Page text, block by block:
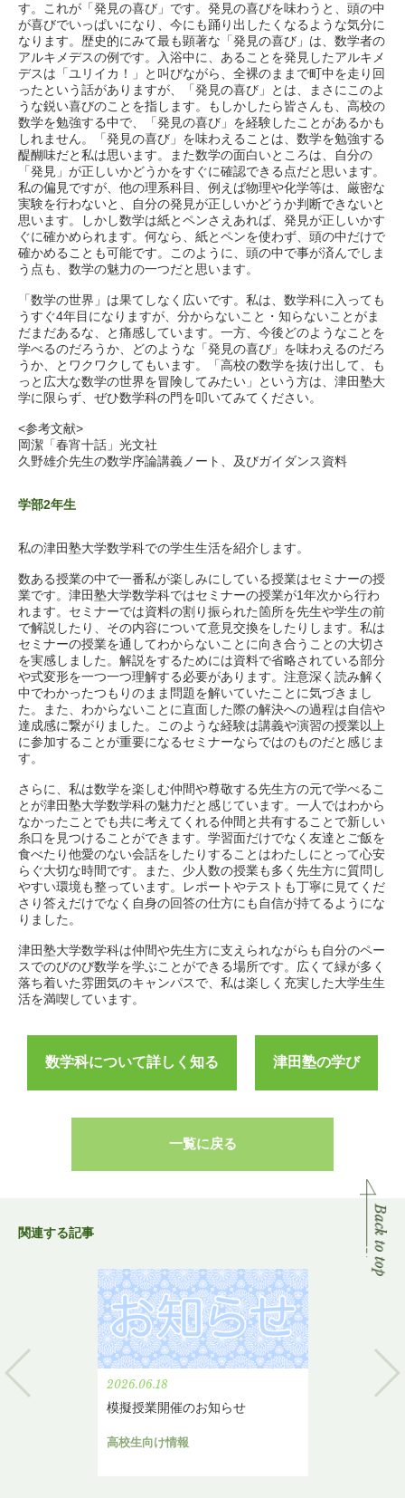
す。これが「発見の喜び」です。発見の喜びを味わうと、頭の中
が喜びでいっぱいになり、今にも踊り出したくなるような気分に
なります。歴史的にみて最も顕著な「発見の喜び」は、数学者の
アルキメデスの例です。入浴中に、あることを発見したアルキメ
デスは「ユリイカ！」と叫びながら、全裸のままで町中を走り回
ったという話がありますが、「発見の喜び」とは、まさにこのよ
うな鋭い喜びのことを指します。もしかしたら皆さんも、高校の
数学を勉強する中で、「発見の喜び」を経験したことがあるかも
しれません。「発見の喜び」を味わえることは、数学を勉強する
醍醐味だと私は思います。また数学の面白いところは、自分の
「発見」が正しいかどうかをすぐに確認できる点だと思います。
私の偏見ですが、他の理系科目、例えば物理や化学等は、厳密な
実験を行わないと、自分の発見が正しいかどうか判断できないと
思います。しかし数学は紙とペンさえあれば、発見が正しいかす
ぐに確かめられます。何なら、紙とペンを使わず、頭の中だけで
確かめることも可能です。このように、頭の中で事が済んでしま
う点も、数学の魅力の一つだと思います。
「数学の世界」は果てしなく広いです。私は、数学科に入っても
うすぐ4年目になりますが、分からないこと・知らないことがま
だまだあるな、と痛感しています。一方、今後どのようなことを
学べるのだろうか、どのような「発見の喜び」を味わえるのだろ
うか、とワクワクしてもいます。「高校の数学を抜け出して、も
っと広大な数学の世界を冒険してみたい」という方は、津田塾大
学に限らず、ぜひ数学科の門を叩いてみてください。
<参考文献>
岡潔「春宵十話」光文社
久野雄介先生の数学序論講義ノート、及びガイダンス資料
学部2年生
私の津田塾大学数学科での学生生活を紹介します。
数ある授業の中で一番私が楽しみにしている授業はセミナーの授
業です。津田塾大学数学科ではセミナーの授業が1年次から行わ
れます。セミナーでは資料の割り振られた箇所を先生や学生の前
で解説したり、その内容について意見交換をしたりします。私は
セミナーの授業を通してわからないことに向き合うことの大切さ
を実感しました。解説をするためには資料で省略されている部分
や式変形を一つ一つ理解する必要があります。注意深く読み解く
中でわかったつもりのまま問題を解いていたことに気づきまし
た。また、わからないことに直面した際の解決への過程は自信や
達成感に繋がりました。このような経験は講義や演習の授業以上
に参加することが重要になるセミナーならではのものだと感じま
す。
さらに、私は数学を楽しむ仲間や尊敬する先生方の元で学べるこ
とが津田塾大学数学科の魅力だと感じています。一人ではわから
なかったことでも共に考えてくれる仲間と共有することで新しい
糸口を見つけることができます。学習面だけでなく友達とご飯を
食べたり他愛のない会話をしたりすることはわたしにとって心安
らぐ大切な時間です。また、少人数の授業も多く先生方に質問し
やすい環境も整っています。レポートやテストも丁寧に見てくだ
さり答えだけでなく自身の回答の仕方にも自信が持てるようにな
りました。
津田塾大学数学科は仲間や先生方に支えられながらも自分のペー
スでのびのび数学を学ぶことができる場所です。広くて緑が多く
落ち着いた雰囲気のキャンパスで、私は楽しく充実した大学生生
活を満喫しています。
数学科について詳しく知る 津田塾の学び
一覧に戻る
関連する記事
2026.06.18
模擬授業開催のお知らせ
高校生向け情報